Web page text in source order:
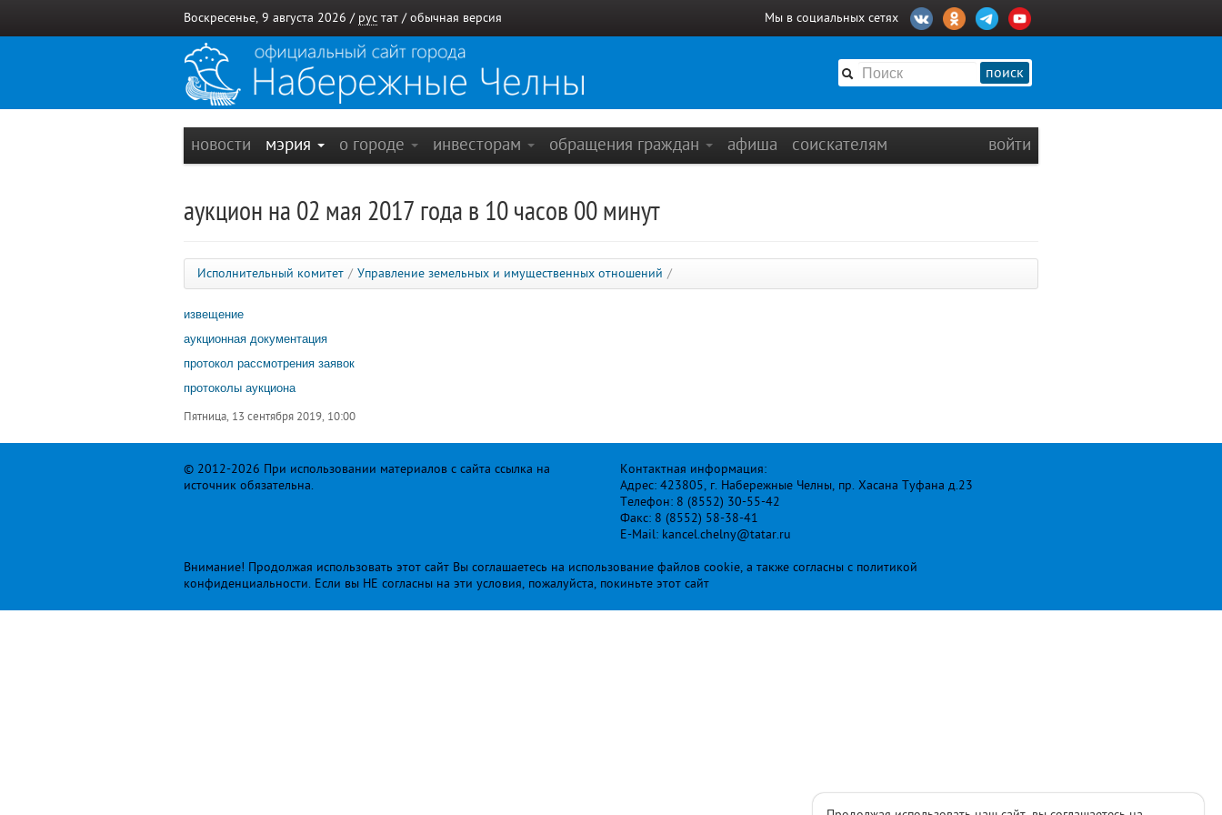
Воскресенье, 9 августа 2026 / рус тат / обычная версия Мы в социальных сетях
поиск
новости мэрия о городе инвесторам обращения граждан афиша соискателям войти
аукцион на 02 мая 2017 года в 10 часов 00 минут
Исполнительный комитет / Управление земельных и имущественных отношений /
извещение
аукционная документация
протокол рассмотрения заявок
протоколы аукциона
Пятница, 13 сентября 2019, 10:00
© 2012-2026 При использовании материалов с сайта ссылка на
источник обязательна.
Контактная информация:
Адрес: 423805, г. Набережные Челны, пр. Хасана Туфана д.23
Телефон: 8 (8552) 30-55-42
Факс: 8 (8552) 58-38-41
E-Mail: kancel.chelny@tatar.ru
Внимание! Продолжая использовать этот сайт Вы соглашаетесь на использование файлов cookie, а также согласны с политикой
конфиденциальности. Если вы НЕ согласны на эти условия, пожалуйста, покиньте этот сайт